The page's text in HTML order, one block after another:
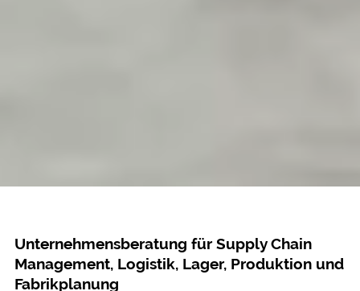
Unternehmensberatung für Supply Chain
Management, Logistik, Lager, Produktion und
Fabrikplanung